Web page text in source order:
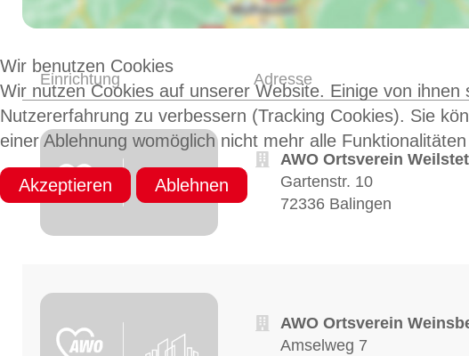
Einrichtung Adresse
AWO Ortsverein
Gartenstr. 10
72336 Balingen
AWO Ortsverein
Amselweg 7
Wir benutzen Cookies
Wir nutzen Cookies auf unserer Website. Einige von
Nutzererfahrung zu verbessern (Tracking Cookies). Sie
einer Ablehnung womöglich nicht mehr alle
Akzeptieren
Ablehnen